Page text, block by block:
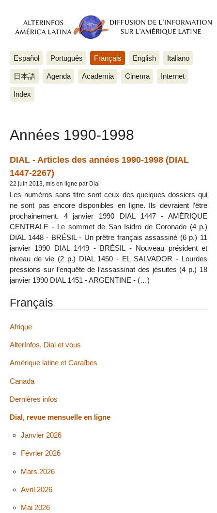
Español Português Français English Italiano
日本語 Agenda Academia Cinema Internet
Index
Années 1990-1998
DIAL - Articles des années 1990-1998 (DIAL
1447-2267)
22 juin 2013, mis en ligne par Dial
Les numéros sans titre sont ceux des quelques dossiers qui
ne sont pas encore disponibles en ligne. Ils devraient l’être
prochainement. 4 janvier 1990 DIAL 1447 - AMÉRIQUE
CENTRALE - Le sommet de San Isidro de Coronado (4 p.)
DIAL 1448 - BRÉSIL - Un prêtre français assassiné (6 p.) 11
janvier 1990 DIAL 1449 - BRÉSIL - Nouveau président et
niveau de vie (2 p.) DIAL 1450 - EL SALVADOR - Lourdes
pressions sur l’enquête de l’assassinat des jésuites (4 p.) 18
janvier 1990 DIAL 1451 - ARGENTINE - (…)
Français
Afrique
AlterInfos, Dial et vous
Amérique latine et Caraïbes
Canada
Dernières infos
Dial, revue mensuelle en ligne
Janvier 2026
Février 2026
Mars 2026
Avril 2026
Mai 2026